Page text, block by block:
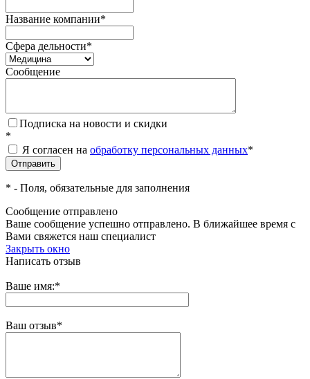
Название компании*
Сфера дельности*
Сообщение
Подписка на новости и скидки
*
Я согласен на обработку персональных данных*
* - Поля, обязательные для заполнения
Сообщение отправлено
Ваше сообщение успешно отправлено. В ближайшее время с
Вами свяжется наш специалист
Закрыть окно
Написать отзыв
Ваше имя:*
Ваш отзыв*